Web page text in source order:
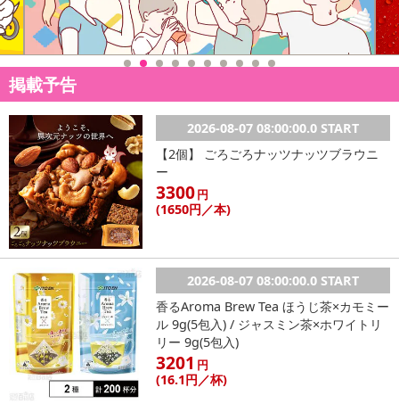
掲載予告
2026-08-07 08:00:00.0 START
【2個】 ごろごろナッツナッツブラウニ
ー
3300円
(1650円／本)
2026-08-07 08:00:00.0 START
香るAroma Brew Tea ほうじ茶×カモミー
ル 9g(5包入) / ジャスミン茶×ホワイトリ
リー 9g(5包入)
3201 円
(16.1円／杯)